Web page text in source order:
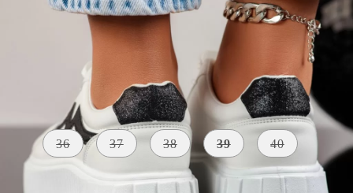
Размер на обувки: Таблица с размери
36 37 38 39 40